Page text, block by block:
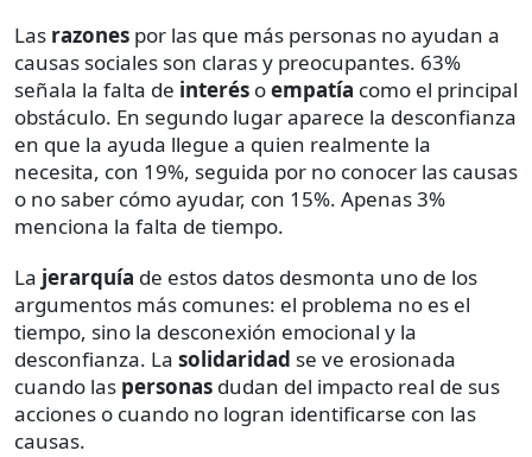
Las razones por las que más personas no ayudan a
causas sociales son claras y preocupantes. 63%
señala la falta de interés oempatía como el principal
obstáculo. En segundo lugar aparece la desconfianza
en que la ayuda llegue a quien realmente la
necesita, con 19%, seguida por no conocer las causas
o no saber cómo ayudar, con 15%. Apenas 3%
menciona la falta de tiempo.
La jerarquía de estos datos desmonta uno de los
argumentos más comunes: el problema no es el
tiempo, sino la desconexión emocional y la
desconfianza. La solidaridad se ve erosionada
cuando las personas dudan del impacto real de sus
acciones o cuando no logran identificarse con las
causas.